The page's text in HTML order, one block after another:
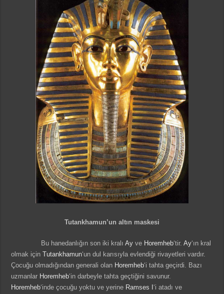
Tutankhamun’un altın maskesi
Bu hanedanlığın son iki kralıAy ve Horemheb‘tir.Ay‘ın kral
olmak içinTutankhamun‘un dul karısıyla evlendiği rivayetleri vardır.
Çocuğu olmadığından generali olan Horemheb‘i tahta geçirdi. Bazı
uzmanlar Horemheb‘in darbeyle tahta geçtiğini savunur.
Horemheb‘inde çocuğu yoktu ve yerine Ramses I ‘i atadı ve